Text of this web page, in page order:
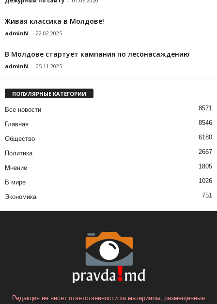
Живая классика в Молдове!
adminN - 22.02.2025
В Молдове стартует кампания по лесонасаждению
adminN - 05.11.2025
ПОПУЛЯРНЫЕ КАТЕГОРИИ
Все новости 8571
Главная 8546
Общество 6180
Политика 2667
Мнение 1805
В мире 1026
Экономика 751
Редакция не несёт ответственности за материалы, размещённые